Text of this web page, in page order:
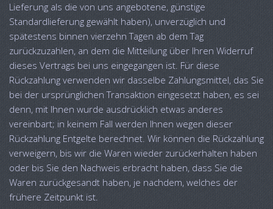
Lieferung als die von uns angebotene, günstige
Standardlieferung gewählt haben), unverzüglich und
spätestens binnen vierzehn Tagen ab dem Tag
zurückzuzahlen, an dem die Mitteilung über Ihren Widerruf
dieses Vertrags bei uns eingegangen ist. Für diese
Rückzahlung verwenden wir dasselbe Zahlungsmittel, das Sie
bei der ursprünglichen Transaktion eingesetzt haben, es sei
denn, mit Ihnen wurde ausdrücklich etwas anderes
vereinbart; in keinem Fall werden Ihnen wegen dieser
Rückzahlung Entgelte berechnet. Wir können die Rückzahlung
verweigern, bis wir die Waren wieder zurückerhalten haben
oder bis Sie den Nachweis erbracht haben, dass Sie die
Waren zurückgesandt haben, je nachdem, welches der
frühere Zeitpunkt ist.